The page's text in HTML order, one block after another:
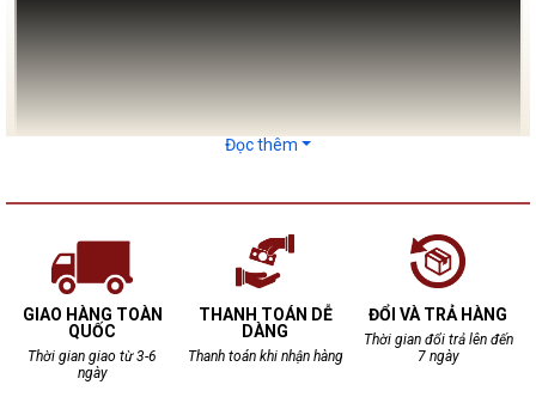
Ưu điểm các dòng chum sành ngâm rượu tại Bảo
Khánh
Đọc thêm
GIAO HÀNG TOÀN
QUỐC
Thời gian giao từ 3-6
ngày
THANH TOÁN DỄ
DÀNG
Thanh toán khi nhận hàng
ĐỔI VÀ TRẢ HÀNG
Thời gian đổi trả lên đến
7 ngày